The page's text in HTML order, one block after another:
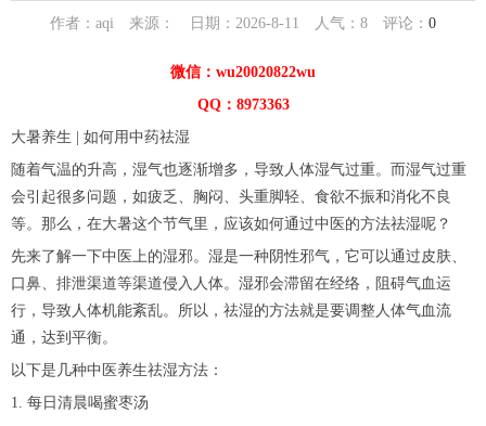
作者：aqi 来源： 日期：2026-8-11 人气： 8 评论： 0
微信：wu20020822wu
QQ：8973363
大暑养生 | 如何用中药祛湿
随着气温的升高，湿气也逐渐增多，导致人体湿气过重。而湿气过重
会引起很多问题，如疲乏、胸闷、头重脚轻、食欲不振和消化不良
等。那么，在大暑这个节气里，应该如何通过中医的方法祛湿呢？
先来了解一下中医上的湿邪。湿是一种阴性邪气，它可以通过皮肤、
口鼻、排泄渠道等渠道侵入人体。湿邪会滞留在经络，阻碍气血运
行，导致人体机能紊乱。所以，祛湿的方法就是要调整人体气血流
通，达到平衡。
以下是几种中医养生祛湿方法：
1. 每日清晨喝蜜枣汤